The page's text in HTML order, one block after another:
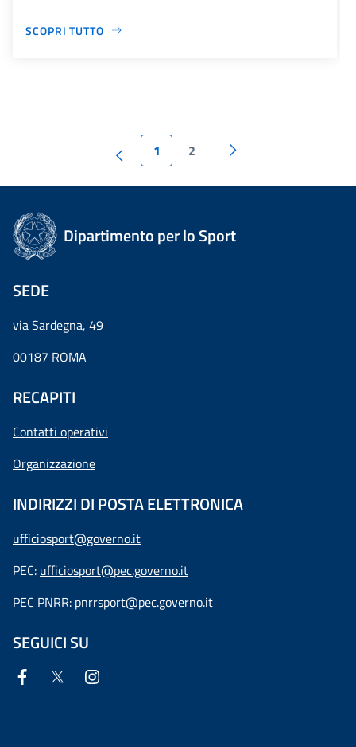
SCOPRI TUTTO
1 2
Dipartimento per lo Sport
SEDE
via Sardegna, 49
00187 ROMA
RECAPITI
Contatti operativi
Organizzazione
INDIRIZZI DI POSTA ELETTRONICA
ufficiosport@governo.it
PEC: ufficiosport@pec.governo.it
PEC PNRR: pnrrsport@pec.governo.it
SEGUICI SU